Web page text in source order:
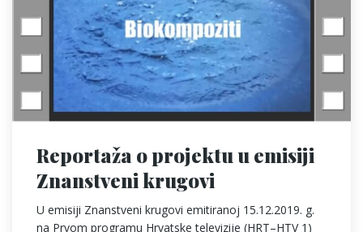
Reportaža o projektu u emisiji
Znanstveni krugovi
U emisiji Znanstveni krugovi emitiranoj 15.12.2019. g.
na Prvom programu Hrvatske televizije (HRT–HTV 1)